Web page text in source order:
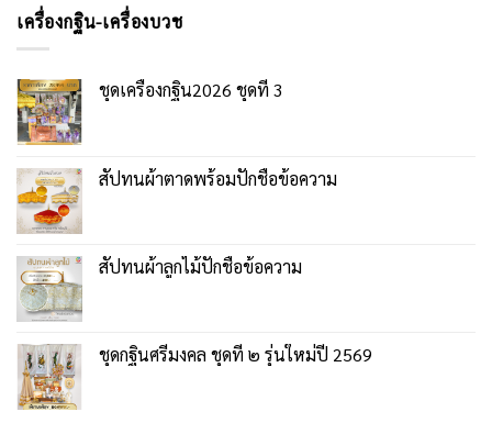
เครื่องกฐิน-เครื่องบวช
ชุดเครื่องกฐิน2026 ชุดที่ 3
สัปทนผ้าตาดพร้อมปักชื่อข้อความ
สัปทนผ้าลูกไม้ปักชื่อข้อความ
ชุดกฐินศรีมงคล ชุดที่ ๒ รุ่นใหม่ปี 2569